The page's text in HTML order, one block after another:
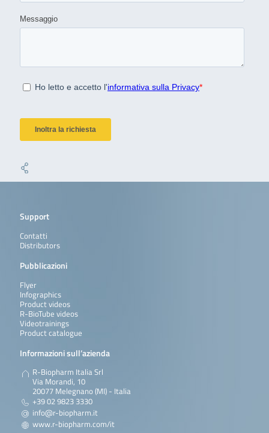
Support
Contatti
Distributors
Pubblicazioni
Flyer
Infographics
Product videos
R-BioTube videos
Videotrainings
Product catalogue
Informazioni sull’azienda
R-Biopharm Italia Srl
Via Morandi, 10
20077 Melegnano (MI) - Italia
+39 02 9823 3330
info@r-biopharm.it
www.r-biopharm.com/it